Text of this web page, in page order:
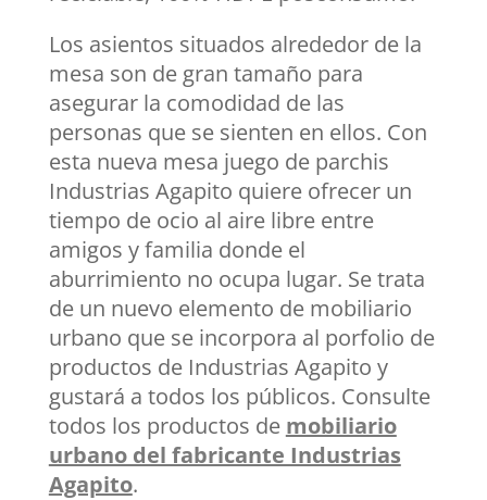
Los asientos situados alrededor de la
mesa son de gran tamaño para
asegurar la comodidad de las
personas que se sienten en ellos. Con
esta nueva mesa juego de parchis
Industrias Agapito quiere ofrecer un
tiempo de ocio al aire libre entre
amigos y familia donde el
aburrimiento no ocupa lugar. Se trata
de un nuevo elemento de mobiliario
urbano que se incorpora al porfolio de
productos de Industrias Agapito y
gustará a todos los públicos. Consulte
todos los productos de mobiliario
urbano del fabricante Industrias
Agapito.